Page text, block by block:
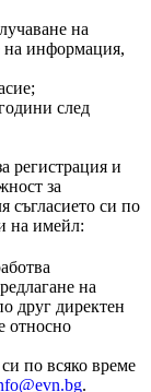
на
на информация,
след
регистрация и
за
съгласието си по
на имейл:
на
друг директен
относно
по всяко време
.